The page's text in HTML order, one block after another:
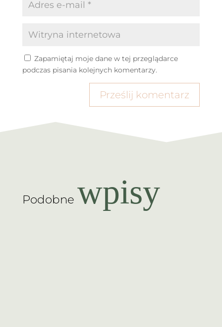
Zapamiętaj moje dane w tej przeglądarce
podczas pisania kolejnych komentarzy.
Prześlij komentarz
Podobne wpisy